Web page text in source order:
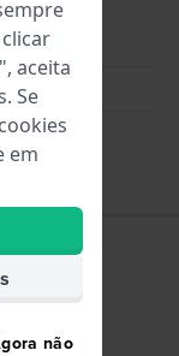
aceita
Se
em
não